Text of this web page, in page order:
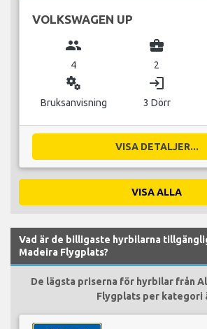
VOLKSWAGEN UP
group
4
business_center
2
miscellaneous_services
Bruksanvisning
login
3 Dörr
VISA DETALJER...
VISA ALLA
Vad är de billigaste hyrbilarna
Madeira Flygplats?
De lägsta priserna för hyrbilar från
Flygplats per kategori